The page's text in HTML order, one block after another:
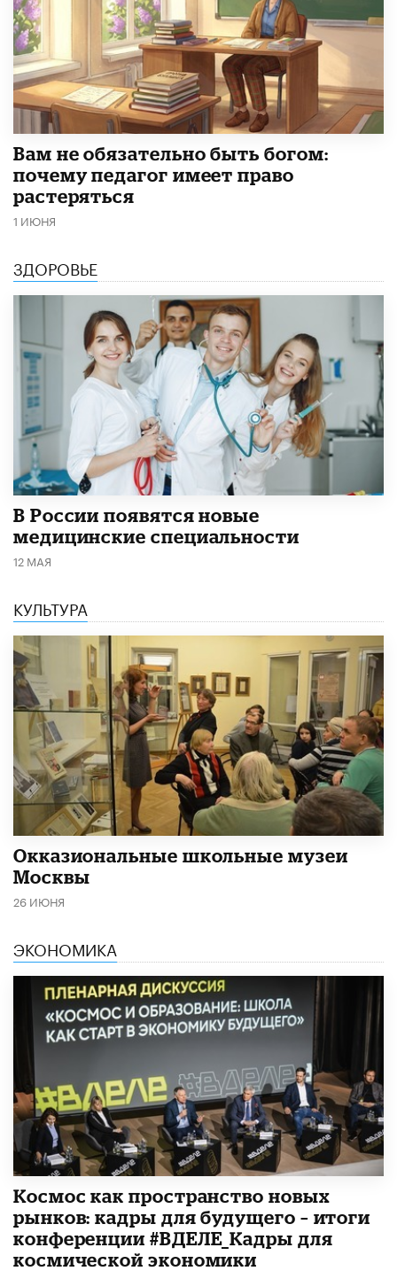
​Вам не обязательно быть богом:
почему педагог имеет право
растеряться
1 ИЮНЯ
ЗДОРОВЬЕ
В России появятся новые
медицинские специальности
12 МАЯ
КУЛЬТУРА
​Окказиональные школьные музеи
Москвы
26 ИЮНЯ
ЭКОНОМИКА
Космос как пространство новых
рынков: кадры для будущего – итоги
конференции #ВДЕЛЕ_Кадры для
космической экономики